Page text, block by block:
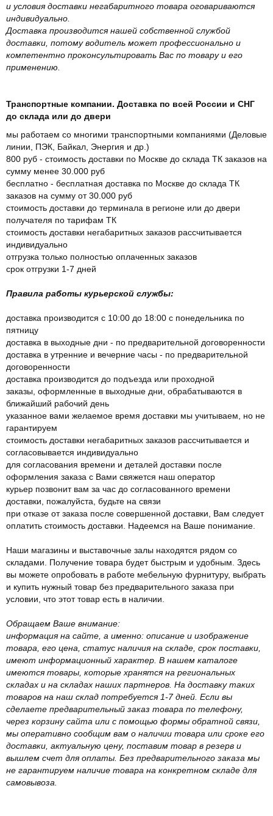
и условия доставки негабаритного товара оговариваются
индивидуально.
Доставка производится нашей собственной службой
доставки, потому водитель может профессионально и
компетентно проконсультировать Вас по товару и его
применению.
Транспортные компании. Доставка по всей России и СНГ
до склада или до двери
мы работаем со многими транспортными компаниями (Деловые
линии, ПЭК, Байкал, Энергия и др.)
800 руб - стоимость доставки по Москве до склада ТК заказов на
сумму менее 30.000 руб
бесплатно - бесплатная доставка по Москве до склада ТК
заказов на сумму от 30.000 руб
стоимость доставки до терминала в регионе или до двери
получателя по тарифам ТК
стоимость доставки негабаритных заказов рассчитывается
индивидуально
отгрузка только полностью оплаченных заказов
срок отгрузки 1-7 дней
Правила работы курьерской службы:
доставка производится с 10:00 до 18:00 с понедельника по
пятницу
доставка в выходные дни - по предварительной договоренности
доставка в утренние и вечерние часы - по предварительной
договоренности
доставка производится до подъезда или проходной
заказы, оформленные в выходные дни, обрабатываются в
ближайший рабочий день
указанное вами желаемое время доставки мы учитываем, но не
гарантируем
стоимость доставки негабаритных заказов рассчитывается и
согласовывается индивидуально
для согласования времени и деталей доставки после
оформления заказа с Вами свяжется наш оператор
курьер позвонит вам за час до согласованного времени
доставки, пожалуйста, будьте на связи
при отказе от заказа после совершенной доставки, Вам следует
оплатить стоимость доставки. Надеемся на Ваше понимание.
Наши магазины и выставочные залы находятся рядом со
складами. Получение товара будет быстрым и удобным. Здесь
вы можете опробовать в работе мебельную фурнитуру, выбрать
и купить нужный товар без предварительного заказа при
условии, что этот товар есть в наличии.
Обращаем Ваше внимание:
информация на сайте, а именно: описание и изображение
товара, его цена, статус наличия на складе, срок поставки,
имеют информационный характер. В нашем каталоге
имеются товары, которые хранятся на региональных
складах и на складах наших партнеров. На доставку таких
товаров на наш склад потребуется 1-7 дней. Если вы
сделаете предварительный заказ товара по телефону,
через корзину сайта или с помощью формы обратной связи,
мы оперативно сообщим вам о наличии товара или сроке его
доставки, актуальную цену, поставим товар в резерв и
вышлем счет для оплаты. Без предварительного заказа мы
не гарантируем наличие товара на конкретном складе для
самовывоза.